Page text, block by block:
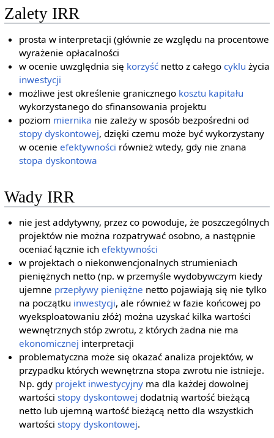
Zalety IRR
prosta w interpretacji (głównie ze względu na procentowe
wyrażenie opłacalności
w ocenie uwzględnia się korzyść netto z całegocyklu życia
inwestycji
możliwe jest określenie granicznego kosztu kapitału
wykorzystanego do sfinansowania projektu
poziom miernika nie zależy w sposób bezpośredni od
stopy dyskontowej, dzięki czemu może być wykorzystany
w ocenieefektywności również wtedy, gdy nie znana
stopa dyskontowa
Wady IRR
nie jest addytywny, przez co powoduje, że poszczególnych
projektów nie można rozpatrywać osobno, a następnie
oceniać łącznie ichefektywności
w projektach o niekonwencjonalnych strumieniach
pieniężnych netto (np. w przemyśle wydobywczym kiedy
ujemne przepływy pieniężne netto pojawiają się nie tylko
na początku inwestycji, ale również w fazie końcowej po
wyeksploatowaniu złóż) można uzyskać kilka wartości
wewnętrznych stóp zwrotu, z których żadna nie ma
ekonomicznej interpretacji
problematyczna może się okazać analiza projektów, w
przypadku których wewnętrzna stopa zwrotu nie istnieje.
Np. gdy projekt inwestycyjny ma dla każdej dowolnej
wartościstopy dyskontowej dodatnią wartość bieżącą
netto lub ujemną wartość bieżącą netto dla wszystkich
wartościstopy dyskontowej.